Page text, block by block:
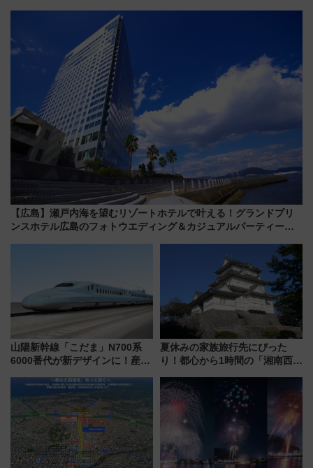
【広島】瀬戸内海を望むリゾートホテルで叶える！グランドプリ
ンスホテル広島のフォトウエディング＆カジュアルパーティープ
山陽新幹線「こだま」N700系
6000番代が新デザインに！産学
用は今冬から
夏休みの家族旅行先にぴった
り！都心から1時間の「湘南西エ
島とは異なる魅力を持つ今夏の
注目スポット